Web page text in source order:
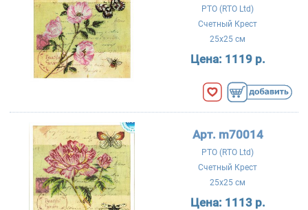
РТО (RTO Ltd)
Счетный Крест
25x25 см
Цена: 1119 р.
Арт. m70014
РТО (RTO Ltd)
Счетный Крест
25x25 см
Цена: 1113 р.